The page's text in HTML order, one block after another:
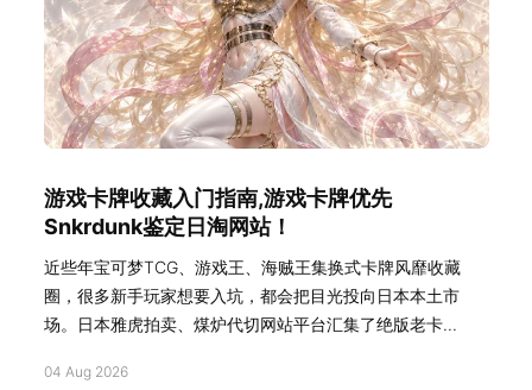
游戏卡牌收藏入门指南,游戏卡牌优先
Snkrdunk鉴定日淘网站！
近些年宝可梦TCG、游戏王、海贼王集换式卡牌风靡收藏
圈，很多新手玩家想要入坑，都会把目光投向日本本土市
场。日本雅虎拍卖、煤炉代切网站平台汇集了绝版老卡...
04 Aug 2026